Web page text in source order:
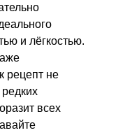
и лёгкостью.
рецепт не
всех